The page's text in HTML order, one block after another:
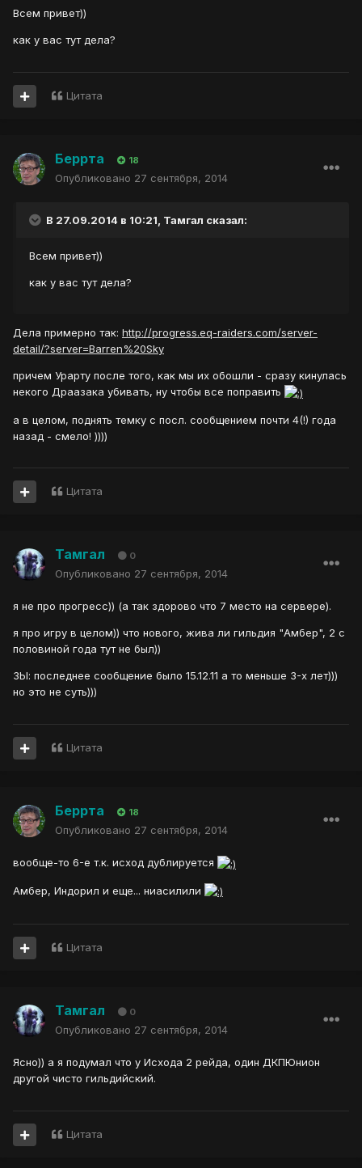
Всем привет))
как у вас тут дела?
Цитата
Беррта 18
Опубликовано 27 сентября, 2014
В 27.09.2014 в 10:21, Тамгал сказал:
Всем привет))
как у вас тут дела?
Дела примерно так: http://progress.eq-raiders.com/server-
detail/?server=Barren%20Sky
причем Урарту после того, как мы их обошли - сразу кинулась
некого Драазака убивать, ну чтобы все поправить
а в целом, поднять темку с посл. сообщением почти 4(!) года
назад - смело! ))))
Цитата
Тамгал 0
Опубликовано 27 сентября, 2014
я не про прогресс)) (а так здорово что 7 место на сервере).
я про игру в целом)) что нового, жива ли гильдия "Амбер", 2 с
половиной года тут не был))
ЗЫ: последнее сообщение было 15.12.11 а то меньше 3-х лет)))
но это не суть)))
Цитата
Беррта 18
Опубликовано 27 сентября, 2014
вообще-то 6-е т.к. исход дублируется
Амбер, Индорил и еще... ниасилили
Цитата
Тамгал 0
Опубликовано 27 сентября, 2014
Ясно)) а я подумал что у Исхода 2 рейда, один ДКПЮнион
другой чисто гильдийский.
Цитата